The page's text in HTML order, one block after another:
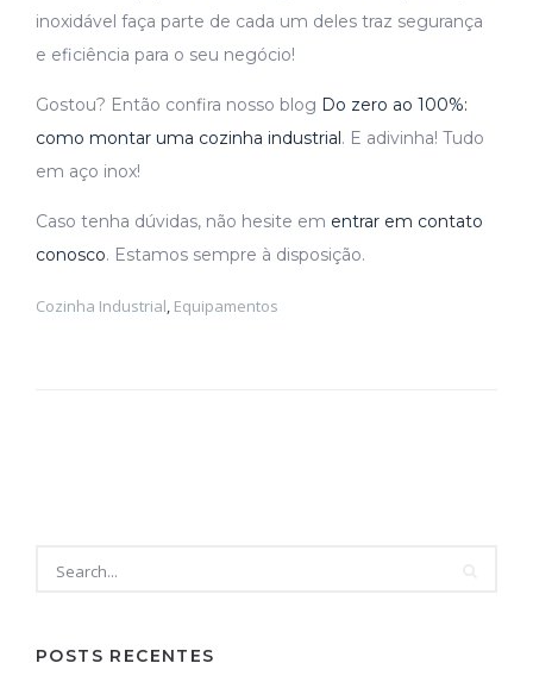
inoxidável faça parte de cada um deles traz segurança
e eficiência para o seu negócio!
Gostou? Então confira nosso blog Do zero ao 100%:
como montar uma cozinha industrial. E adivinha! Tudo
em aço inox!
Caso tenha dúvidas, não hesite em entrar em contato
conosco. Estamos sempre à disposição.
Cozinha Industrial, Equipamentos
POSTS RECENTES